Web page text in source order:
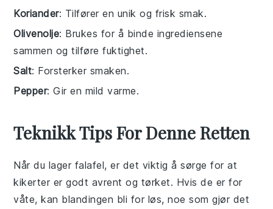
Koriander: Tilfører en unik og frisk smak.
Olivenolje: Brukes for å binde ingrediensene
sammen og tilføre fuktighet.
Salt: Forsterker smaken.
Pepper: Gir en mild varme.
Teknikk Tips For Denne Retten
Når du lager falafel, er det viktig å sørge for at
kikerter er godt avrent og tørket. Hvis de er for
våte, kan blandingen bli for løs, noe som gjør det